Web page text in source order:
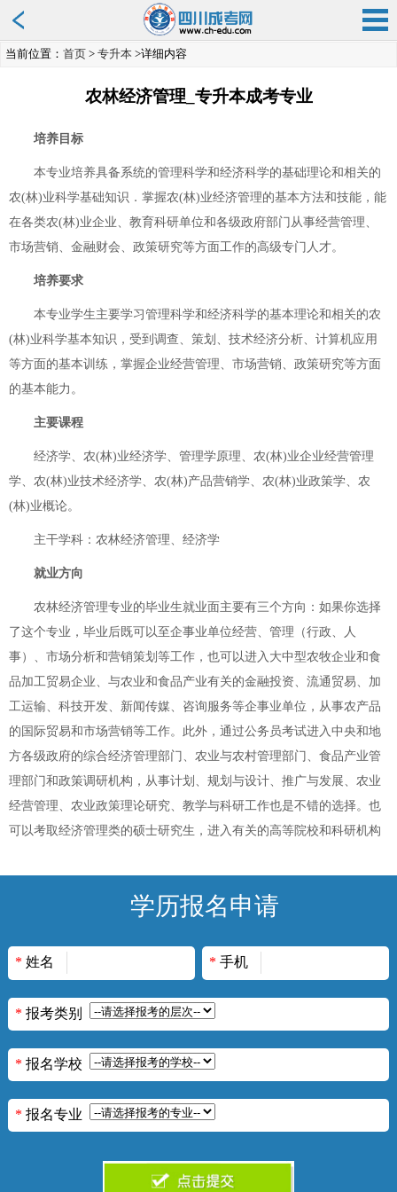
当前位置： 首页 > 专升本 >详细内容
农林经济管理_专升本成考专业
培养目标
本专业培养具备系统的管理科学和经济科学的基础理论和相关的
农(林)业科学基础知识．掌握农(林)业经济管理的基本方法和技能，能
在各类农(林)业企业、教育科研单位和各级政府部门从事经营管理、
市场营销、金融财会、政策研究等方面工作的高级专门人才。
培养要求
本专业学生主要学习管理科学和经济科学的基本理论和相关的农
(林)业科学基本知识，受到调查、策划、技术经济分析、计算机应用
等方面的基本训练，掌握企业经营管理、市场营销、政策研究等方面
的基本能力。
主要课程
经济学、农(林)业经济学、管理学原理、农(林)业企业经营管理
学、农(林)业技术经济学、农(林)产品营销学、农(林)业政策学、农
(林)业概论。
主干学科：农林经济管理、经济学
就业方向
农林经济管理专业的毕业生就业面主要有三个方向：如果你选择
了这个专业，毕业后既可以至企事业单位经营、管理（行政、人
事）、市场分析和营销策划等工作，也可以进入大中型农牧企业和食
品加工贸易企业、与农业和食品产业有关的金融投资、流通贸易、加
工运输、科技开发、新闻传媒、咨询服务等企事业单位，从事农产品
的国际贸易和市场营销等工作。此外，通过公务员考试进入中央和地
方各级政府的综合经济管理部门、农业与农村管理部门、食品产业管
理部门和政策调研机构，从事计划、规划与设计、推广与发展、农业
经营管理、农业政策理论研究、教学与科研工作也是不错的选择。也
可以考取经济管理类的硕士研究生，进入有关的高等院校和科研机构
学历报名申请
* 姓名 * 手机
* 报考类别
* 报名学校
* 报名专业